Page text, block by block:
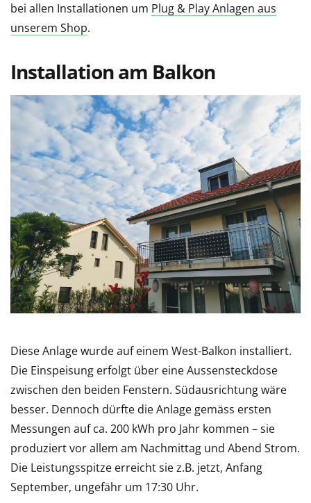
bei allen Installationen um Plug & Play Anlagen aus
unserem Shop.
Installation am Balkon
Diese Anlage wurde auf einem West-Balkon installiert.
Die Einspeisung erfolgt über eine Aussensteckdose
zwischen den beiden Fenstern. Südausrichtung wäre
besser. Dennoch dürfte die Anlage gemäss ersten
Messungen auf ca. 200 kWh pro Jahr kommen – sie
produziert vor allem am Nachmittag und Abend Strom.
Die Leistungsspitze erreicht sie z.B. jetzt, Anfang
September, ungefähr um 17:30 Uhr.